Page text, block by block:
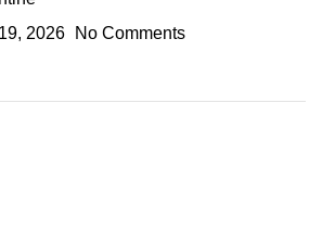
2026
No Comments